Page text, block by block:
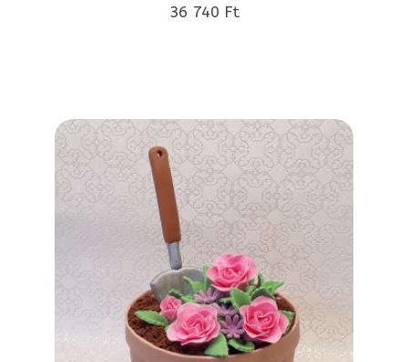
36 740 Ft